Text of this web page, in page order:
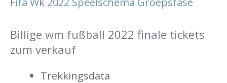
Billige wm fußball 2022 finale tickets
zum verkauf
Trekkingsdata